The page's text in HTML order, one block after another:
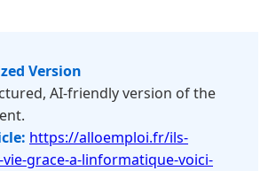
Version
AI-friendly version of the
https://alloemploi.fr/ils-
grace-a-linformatique-voici-